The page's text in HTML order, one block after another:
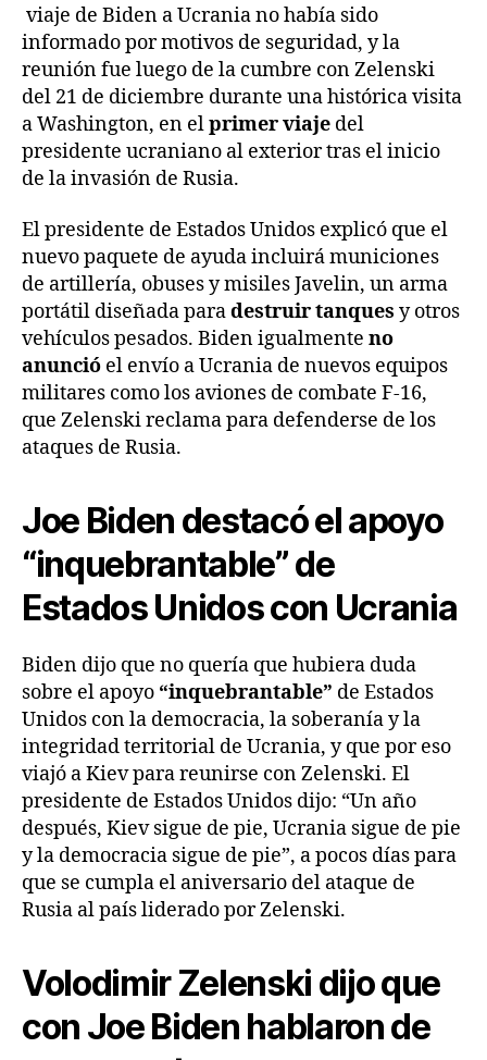
viaje de Biden a Ucrania no había sido
informado por motivos de seguridad, y la
reunión fue luego de la cumbre con Zelenski
del 21 de diciembre durante una histórica visita
a Washington, en elprimer viaje del
presidente ucraniano al exterior tras el inicio
de la invasión de Rusia.
El presidente de Estados Unidos explicó que el
nuevo paquete de ayuda incluirá municiones
de artillería, obuses y misiles Javelin, un arma
portátil diseñada paradestruir tanques y otros
vehículos pesados. Biden igualmente no
anunció el envío a Ucrania de nuevos equipos
militares como los aviones de combate F-16,
que Zelenski reclama para defenderse de los
ataques de Rusia.
Joe Biden destacó el apoyo
“inquebrantable” de
Estados Unidos con Ucrania
Biden dijo que no quería que hubiera duda
sobre el apoyo “inquebrantable” de Estados
Unidos con la democracia, la soberanía y la
integridad territorial de Ucrania, y que por eso
viajó a Kiev para reunirse con Zelenski. El
presidente de Estados Unidos dijo: “Un año
después, Kiev sigue de pie, Ucrania sigue de pie
y la democracia sigue de pie”, a pocos días para
que se cumpla el aniversario del ataque de
Rusia al país liderado por Zelenski.
Volodimir Zelenski dijo que
con Joe Biden hablaron de